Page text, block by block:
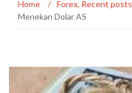
Home / Forex, Recent posts
Menekan Dolar AS